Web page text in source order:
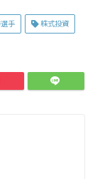
手 株式投資